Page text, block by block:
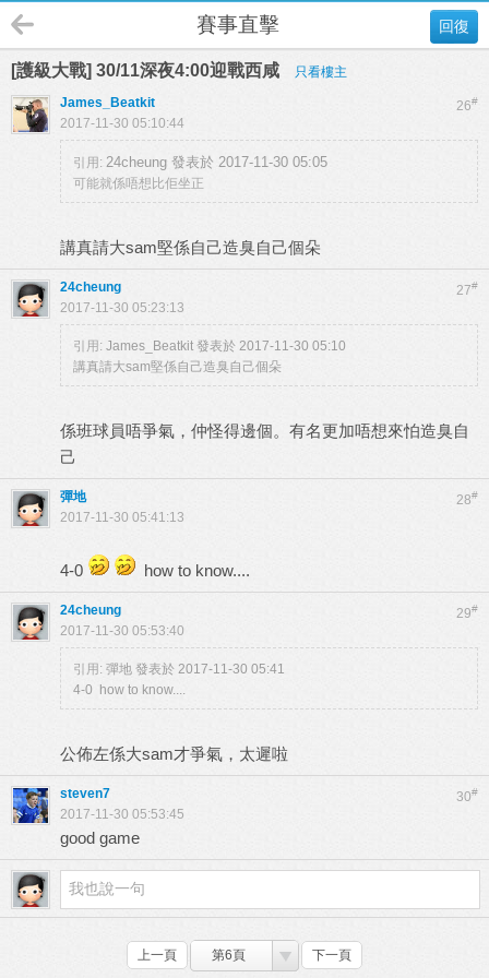
回復
賽事直擊
[護級大戰] 30/11深夜4:00迎戰西咸 只看樓主
26#
James_Beatkit
2017-11-30 05:10:44
引用: 24cheung 發表於 2017-11-30 05:05
可能就係唔想比佢坐正
講真請大sam堅係自己造臭自己個朵
27#
24cheung
2017-11-30 05:23:13
引用: James_Beatkit 發表於 2017-11-30 05:10
講真請大sam堅係自己造臭自己個朵
係班球員唔爭氣，仲怪得邊個。有名更加唔想來怕造臭自
己
28#
彈地
2017-11-30 05:41:13
4-0 how to know....
29#
24cheung
2017-11-30 05:53:40
引用: 彈地 發表於 2017-11-30 05:41
4-0 how to know....
公佈左係大sam才爭氣，太遲啦
30#
steven7
2017-11-30 05:53:45
good game
上一頁 第6頁 下一頁